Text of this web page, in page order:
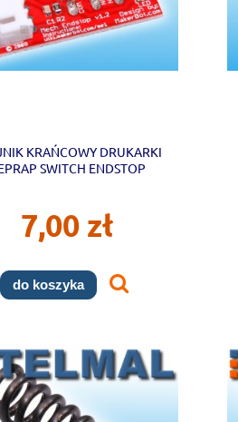
KRAŃCOWY DRUKARKI
SWITCH ENDSTOP
7,00 zł
do koszyka